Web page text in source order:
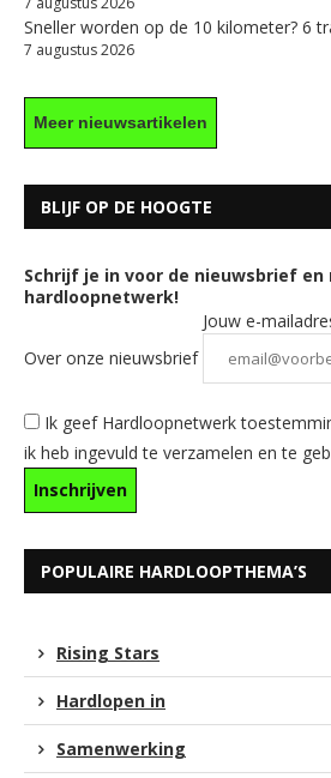
Sneller worden op de 10 kilometer? 6
7 augustus 2026
Meer nieuwsartikelen
BLIJF OP DE HOOGTE
Schrijf je in voor de nieuwsbrief en
hardloopnetwerk!
Over onze nieuwsbrief
Jouw e-
Ik geef Hardloopnetwerk
ik heb ingevuld te verzamelen en te
POPULAIRE HARDLOOPTHEMA’S
Rising Stars
Hardlopen in
Samenwerking